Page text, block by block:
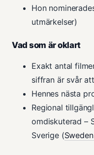
Hon
utmärkelser)
Vad som är oklart
Exakt antal
siffran är svår
Hennes nästa
Regional
omdiskuterad –
Sverige (